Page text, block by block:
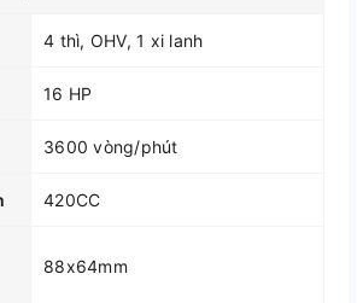
4 thì, OHV, 1 xi lanh
16 HP
3600 vòng/phút
420CC
88x64mm